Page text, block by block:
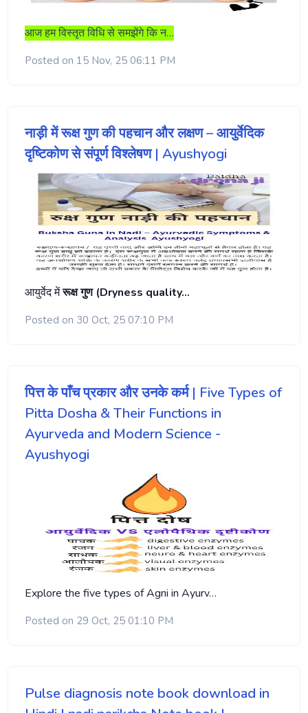
आज हम विस्तृत विधि से समझेंगे कि न…
Posted on 15 Nov, 25 06:11 PM
नाड़ी में रूक्ष गुण की पहचान और लक्षण – आयुर्वेदिक
दृष्टिकोण से संपूर्ण विश्लेषण | Ayushyogi
आयुर्वेद मेंरूक्ष गुण (Dryness quality…
Posted on 30 Oct, 25 07:10 PM
पित्त के पाँच प्रकार और उनके कर्म | Five Types of
Pitta Dosha & Their Functions in
Ayurveda and Modern Science -
Ayushyogi
Explore the five types of Agni in Ayurv…
Posted on 29 Oct, 25 01:10 PM
Pulse diagnosis note book download in